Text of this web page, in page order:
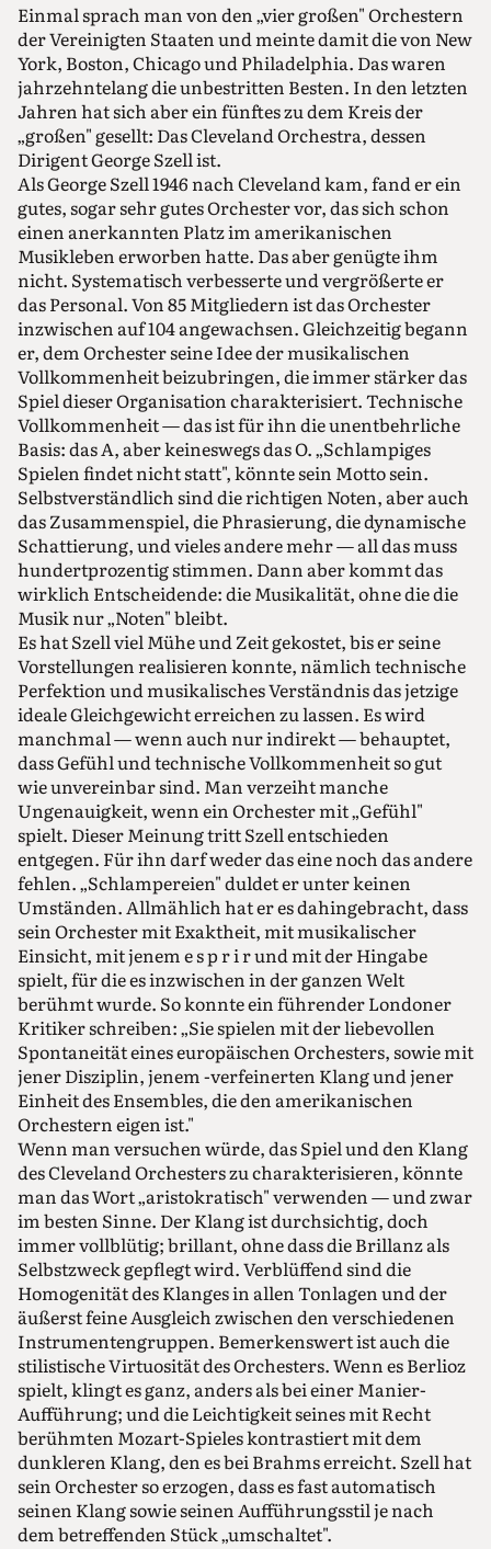
Einmal sprach man von den „vier großen" Orchestern
der Vereinigten Staaten und meinte damit die von New
York, Boston, Chicago und Philadelphia. Das waren
jahrzehntelang die unbestritten Besten. In den letzten
Jahren hat sich aber ein fünftes zu dem Kreis der
„großen" gesellt: Das Cleveland Orchestra, dessen
Dirigent George Szell ist.
Als George Szell 1946 nach Cleveland kam, fand er ein
gutes, sogar sehr gutes Orchester vor, das sich schon
einen anerkannten Platz im amerikanischen
Musikleben erworben hatte. Das aber genügte ihm
nicht. Systematisch verbesserte und vergrößerte er
das Personal. Von 85 Mitgliedern ist das Orchester
inzwischen auf 104 angewachsen. Gleichzeitig begann
er, dem Orchester seine Idee der musikalischen
Vollkommenheit beizubringen, die immer stärker das
Spiel dieser Organisation charakterisiert. Technische
Vollkommenheit — das ist für ihn die unentbehrliche
Basis: das A, aber keineswegs das O. „Schlampiges
Spielen findet nicht statt", könnte sein Motto sein.
Selbstverständlich sind die richtigen Noten, aber auch
das Zusammenspiel, die Phrasierung, die dynamische
Schattierung, und vieles andere mehr — all das muss
hundertprozentig stimmen. Dann aber kommt das
wirklich Entscheidende: die Musikalität, ohne die die
Musik nur „Noten" bleibt.
Es hat Szell viel Mühe und Zeit gekostet, bis er seine
Vorstellungen realisieren konnte, nämlich technische
Perfektion und musikalisches Verständnis das jetzige
ideale Gleichgewicht erreichen zu lassen. Es wird
manchmal — wenn auch nur indirekt — behauptet,
dass Gefühl und technische Vollkommenheit so gut
wie unvereinbar sind. Man verzeiht manche
Ungenauigkeit, wenn ein Orchester mit „Gefühl"
spielt. Dieser Meinung tritt Szell entschieden
entgegen. Für ihn darf weder das eine noch das andere
fehlen. „Schlampereien" duldet er unter keinen
Umständen. Allmählich hat er es dahingebracht, dass
sein Orchester mit Exaktheit, mit musikalischer
Einsicht, mit jenem e s p r i r und mit der Hingabe
spielt, für die es inzwischen in der ganzen Welt
berühmt wurde. So konnte ein führender Londoner
Kritiker schreiben: „Sie spielen mit der liebevollen
Spontaneität eines europäischen Orchesters, sowie mit
jener Disziplin, jenem -verfeinerten Klang und jener
Einheit des Ensembles, die den amerikanischen
Orchestern eigen ist."
Wenn man versuchen würde, das Spiel und den Klang
des Cleveland Orchesters zu charakterisieren, könnte
man das Wort „aristokratisch" verwenden — und zwar
im besten Sinne. Der Klang ist durchsichtig, doch
immer vollblütig; brillant, ohne dass die Brillanz als
Selbstzweck gepflegt wird. Verblüffend sind die
Homogenität des Klanges in allen Tonlagen und der
äußerst feine Ausgleich zwischen den verschiedenen
Instrumentengruppen. Bemerkenswert ist auch die
stilistische Virtuosität des Orchesters. Wenn es Berlioz
spielt, klingt es ganz, anders als bei einer Manier-
Aufführung; und die Leichtigkeit seines mit Recht
berühmten Mozart-Spieles kontrastiert mit dem
dunkleren Klang, den es bei Brahms erreicht. Szell hat
sein Orchester so erzogen, dass es fast automatisch
seinen Klang sowie seinen Aufführungsstil je nach
dem betreffenden Stück „umschaltet".